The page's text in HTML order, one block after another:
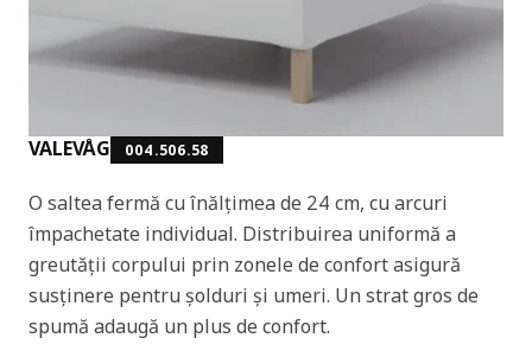
VALEVÅG 004.506.58
O saltea fermă cu înălțimea de 24 cm, cu arcuri
împachetate individual. Distribuirea uniformă a
greutății corpului prin zonele de confort asigură
susținere pentru șolduri și umeri. Un strat gros de
spumă adaugă un plus de confort.